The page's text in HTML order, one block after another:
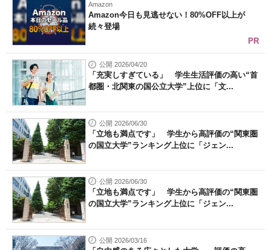
Amazon
Amazon今日も見逃せない！80%OFF以上が
続々登場
PR
公開 2026/04/20
「充実しすぎている」 学生生活評価の高い“首
都圏・北関東の国公立大学”上位に「文...
公開 2026/06/30
「立地も満点です」 学生から高評価の“関東圏
の国立大学”ランキング上位に「ジェン...
公開 2026/06/30
「立地も満点です」 学生から高評価の“関東圏
の国立大学”ランキング上位に「ジェン...
公開 2026/03/16